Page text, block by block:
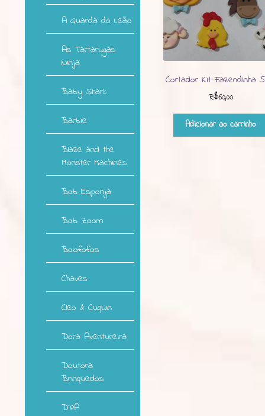
Cortador Kit Fazendinha
R$60,00
Adicionar ao carrinho
A Guarda do Leão
As Tartarugas
Ninja
Baby Shark
Barbie
Blaze and the
Monster Machines
Bob Esponja
Bob Zoom
Bolofofos
Chaves
Cleo & Cuquin
Dora Aventureira
Doutora
Brinquedos
DPA